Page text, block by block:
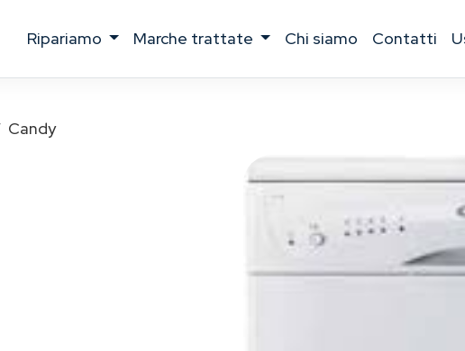
ripariamo marche trattate chi siamo contatti
Candy